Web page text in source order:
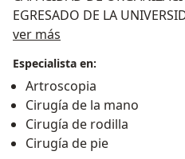
EGRESADO DE LA UNIVERSIDAD NACIONAL MAYOR DE
SAN MARCOS EN PRE GRADO Y DE LA UNIVERSIDAD
FORMADO EN CIRUGÍA DE
TRAVÉS DEL CONVENIO
LIEJA BÉLGICA Y LA
HEREDIA.
ver más
Especialista en:
Artroscopia
Cirugía de la mano
Cirugía de rodilla
Cirugía de pie